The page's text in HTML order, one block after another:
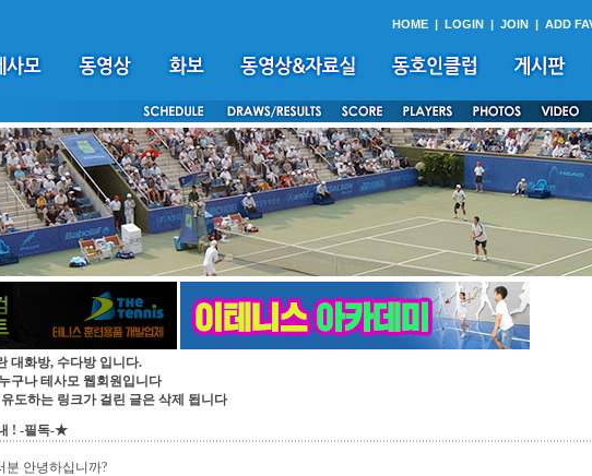
HOME | LOGIN | JOIN | ADD
대화방, 수다방 입니다.
구나 테사모 웹회원입니다
도하는 링크가 걸린 글은 삭제 됩니다
! -필독-★
분 안녕하십니까?